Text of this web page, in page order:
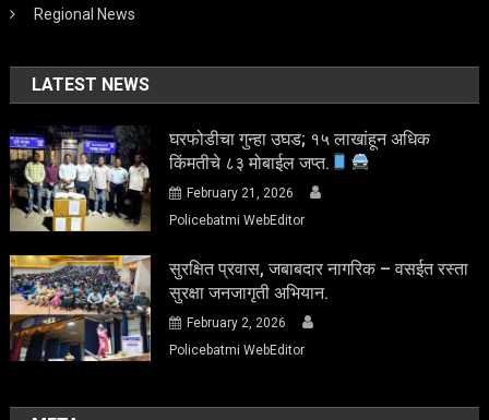
Regional News
LATEST NEWS
घरफोडीचा गुन्हा उघड; १५ लाखांहून अधिक
किंमतीचे ८३ मोबाईल जप्त.
February 21, 2026
Policebatmi WebEditor
सुरक्षित प्रवास, जबाबदार नागरिक – वसईत रस्ता
सुरक्षा जनजागृती अभियान.
February 2, 2026
Policebatmi WebEditor